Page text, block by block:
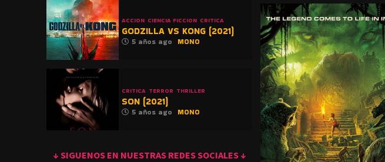
ACCION CIENCIA FICCION CRITICA
GODZILLA VS KONG (2021)
5 años ago MONO
CRITICA TERROR THRILLER
SON (2021)
5 años ago MONO
↓ SIGUENOS EN NUESTRAS REDES SOCIALES ↓